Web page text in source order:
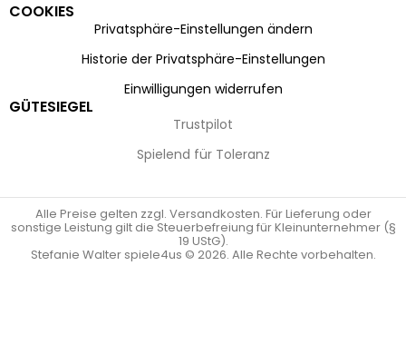
COOKIES
Privatsphäre-Einstellungen ändern
Historie der Privatsphäre-Einstellungen
Einwilligungen widerrufen
GÜTESIEGEL
Trustpilot
Spielend für Toleranz
Alle Preise gelten zzgl. Versandkosten. Für Lieferung oder
sonstige Leistung gilt die Steuerbefreiung für Kleinunternehmer (§
19 UStG).
Stefanie Walter spiele4us © 2026. Alle Rechte vorbehalten.